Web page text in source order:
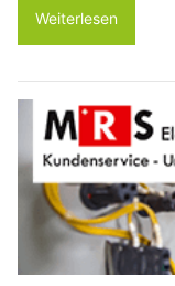
Weiterlesen